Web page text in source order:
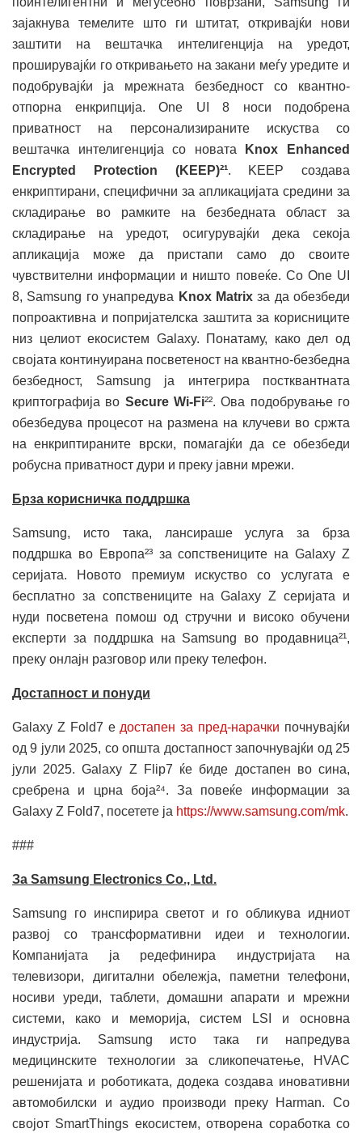
зајакнува темелите што ги штитат, откривајќи нови
заштити на вештачка интелигенција на уредот,
проширувајќи го откривањето на закани меѓу уредите и
подобрувајќи ја мрежната безбедност со квантно-
отпорна енкрипција. One UI 8 носи подобрена
приватност на персонализираните искуства со
вештачка интелигенција со новата
Knox Enhanced
Encrypted Protection (KEEP)²¹. KEEP создава
енкриптирани, специфични за апликацијата средини за
складирање во рамките на безбедната област за
складирање на уредот, осигурувајќи дека секоја
апликација може да пристапи само до своите
чувствителни информации и ништо повеќе. Со One UI
8, Samsung го унапредува Knox Matrixза да обезбеди
попроактивна и попријателска заштита за корисниците
низ целиот екосистем Galaxy. Понатаму, како дел од
својата континуирана посветеност на квантно-безбедна
безбедност, Samsung ја интегрира постквантната
криптографија во Secure Wi-Fi²². Ова подобрување го
обезбедува процесот на размена на клучеви во сржта
на енкриптираните врски, помагајќи да се обезбеди
робусна приватност дури и преку јавни мрежи.
Брза корисничка поддршка
Samsung, исто така, лансираше услуга за брза
поддршка во Европа²³ за сопствениците на Galaxy Z
серијата. Новото премиум искуство со услугата е
бесплатно за сопствениците на Galaxy Z серијата и
нуди посветена помош од стручни и високо обучени
експерти за поддршка на Samsung во продавница²¹,
преку онлајн разговор или преку телефон.
Достапност и понуди
Galaxy Z Fold7 е достапен за пред-нарачки почнувајќи
од 9 јули 2025, со општа достапност започнувајќи од 25
јули 2025. Galaxy Z Flip7 ќе биде достапен во сина,
сребрена и црна боја²⁴. За повеќе информации за
Galaxy Z Fold7, посетете ја https://www.samsung.com/mk.
###
За Samsung Electronics Co., Ltd.
Samsung го инспирира светот и го обликува идниот
развој со трансформативни идеи и технологии.
Компанијата ја редефинира индустријата на
телевизори, дигитални обележја, паметни телефони,
носиви уреди, таблети, домашни апарати и мрежни
системи, како и меморија, систем LSI и основна
индустрија. Samsung исто така ги напредува
медицинските технологии за сликопечатење, HVAC
решенијата и роботиката, додека создава иновативни
автомобилски и аудио производи преку Harman. Со
својот SmartThings екосистем, отворена соработка со